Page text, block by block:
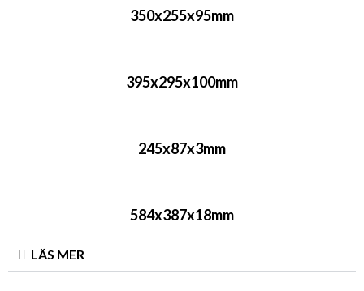
350x255x95mm
395x295x100mm
245x87x3mm
584x387x18mm
LÄS MER